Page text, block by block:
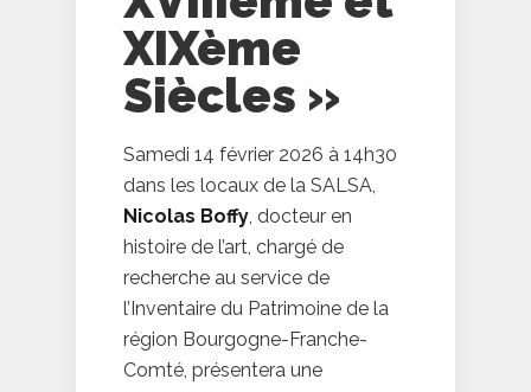
XIXème
Siècles »
Samedi 14 février 2026 à 14h30
dans les locaux de la SALSA,
Nicolas Boffy, docteur en
histoire de l’art, chargé de
recherche au service de
l’Inventaire du Patrimoine de la
région Bourgogne-Franche-
Comté, présentera une